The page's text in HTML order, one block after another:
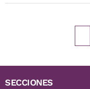
SECCIONES